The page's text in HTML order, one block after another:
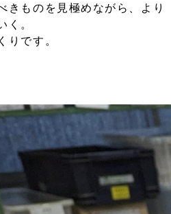
きものを見極めながら、より
く。
りです。